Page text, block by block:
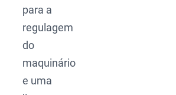
para a
regulagem
do
maquinário
e uma